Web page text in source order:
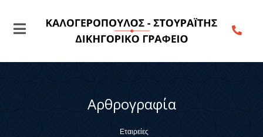
Αρθρογραφία
Εταιρείες